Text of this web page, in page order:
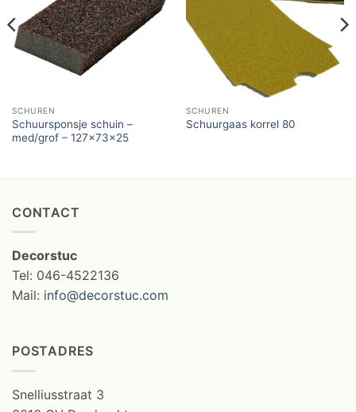
SCHUREN
Schuursponsje schuin –
med/grof – 127x73x25
SCHUREN
Schuurgaas korrel 80
CONTACT
Decorstuc
Tel: 046-4522136
Mail: info@decorstuc.com
POSTADRES
Snelliusstraat 3